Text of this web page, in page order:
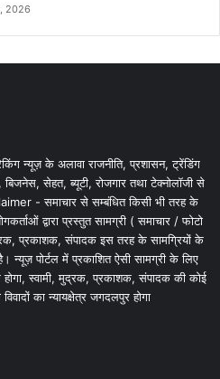
2026
न्यूज़ के अलावा राजनीति, प्रशासन, ट्रेंडिंग
सेहत, ब्यूटी, रोजगार तथा टेक्नोलॉजी से
- समाचार से सम्बंधित किसी भी तरह के
द्वारा प्रस्तुत सामग्री ( समाचार / फोटो
प्रकाशक, संपादक इस तरह के सामग्रियों के
न्यूज़ पोर्टल में प्रकाशित ऐसी सामग्री के लिए
होगा, स्वामी, मुद्रक, प्रकाशक, संपादक की कोई
विवादों का न्यायक्षेत्र जगदलपुर होगा